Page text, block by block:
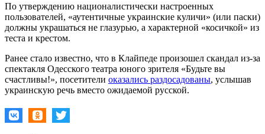
По утверждению националистически настроенных
пользователей, «аутентичные украинские куличи» (или паски)
должны украшаться не глазурью, а характерной «косичкой» из
теста и крестом.
Ранее стало известно, что в Клайпеде произошел скандал из-за
спектакля Одесского театра юного зрителя «Будьте вы
счастливы!», посетители оказались раздосадованы, услышав
украинскую речь вместо ожидаемой русской.